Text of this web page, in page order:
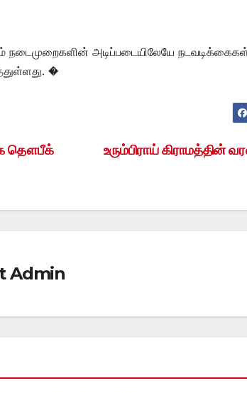
நடைமுறைகளின் அடிப்படையிலேயே
�
உரும்பிராய் கிராமத்தின்
தௌபீக்
Admin